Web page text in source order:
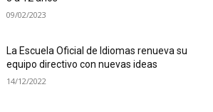
09/02/2023
La Escuela Oficial de Idiomas renueva su
equipo directivo con nuevas ideas
14/12/2022